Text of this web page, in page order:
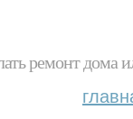
ремонт дома